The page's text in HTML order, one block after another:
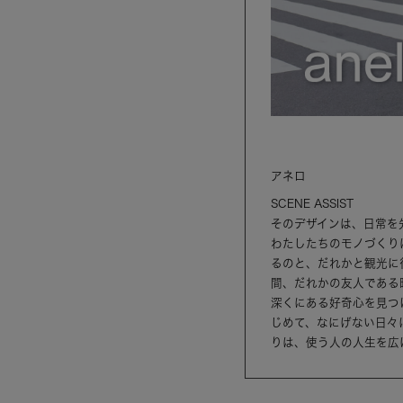
アネロ
SCENE ASSIST
そのデザインは、日常を
わたしたちのモノづく
るのと、だれかと観光
間、だれかの友人であ
深くにある好奇心を見
じめて、なにげない日
りは、使う人の人生を